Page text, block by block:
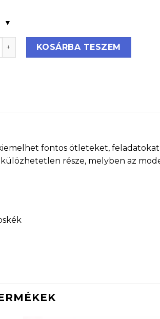
kártya, 9.5, 5 szín mennyiség
KOSÁRBA TESZEM
fontos ötleteket,
része, melyben az